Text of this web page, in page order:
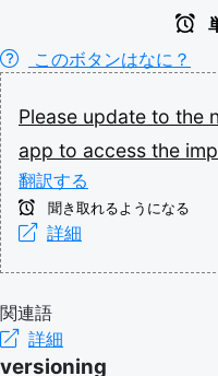
このボタンはなに？
Please update to the
app to access the
翻訳する
聞き取れるようになる
詳細
関連語
詳細
versioning